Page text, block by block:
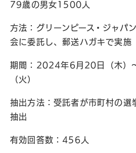
79歳の男女1500人
方法：グリーンピース・ジャパ
会に委託し、郵送ハガキで実施
期間：2024年6月20日（木）
（火）
抽出方法：受託者が市町村の選
抽出
有効回答数：456人